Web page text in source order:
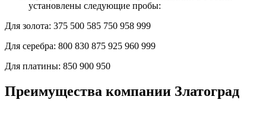
установлены следующие пробы:
Для золота: 375 500 585 750 958 999
Для серебра: 800 830 875 925 960 999
Для платины: 850 900 950
Преимущества компании Златоград